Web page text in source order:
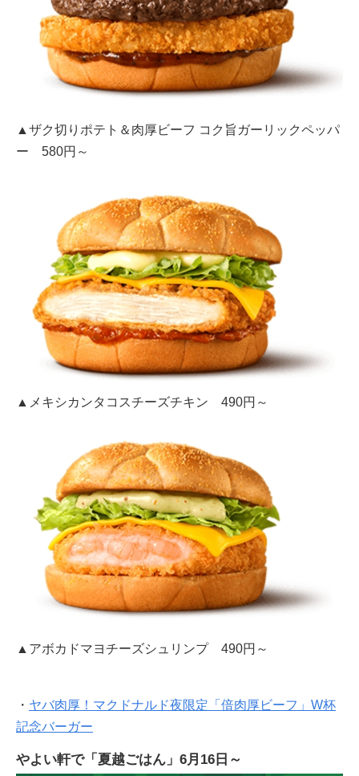
▲ザク切りポテト＆肉厚ビーフ コク旨ガーリックペッパ
ー 580円～
▲メキシカンタコスチーズチキン 490円～
▲アボカドマヨチーズシュリンプ 490円～
・ ヤバ肉厚！マクドナルド夜限定「倍肉厚ビーフ」W杯
記念バーガー
やよい軒で「夏越ごはん」6月16日～